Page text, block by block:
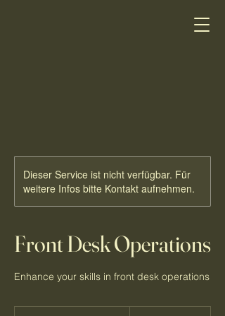
Dieser Service ist nicht verfügbar. Für
weitere Infos bitte Kontakt aufnehmen.
Front Desk Operations
Enhance your skills in front desk operations